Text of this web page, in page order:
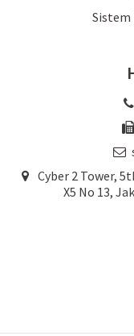
Cyber 2 Tower,
X5 No 13,